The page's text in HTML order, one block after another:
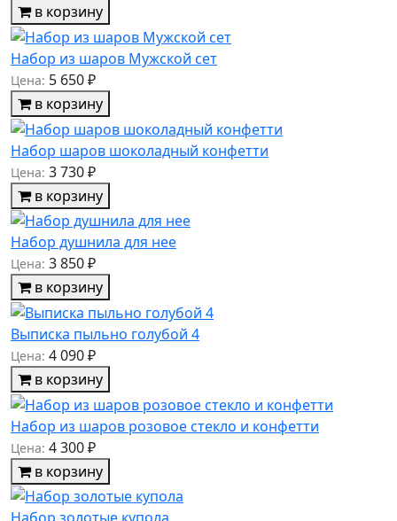
в корзину
Набор из шаров Мужской сет
Цена: 5 650 ₽
в корзину
Набор шаров шоколадный конфетти
Цена: 3 730 ₽
в корзину
Набор душнила для нее
Цена: 3 850 ₽
в корзину
Выписка пыльно голубой 4
Цена: 4 090 ₽
в корзину
Набор из шаров розовое стекло и конфетти
Цена: 4 300 ₽
в корзину